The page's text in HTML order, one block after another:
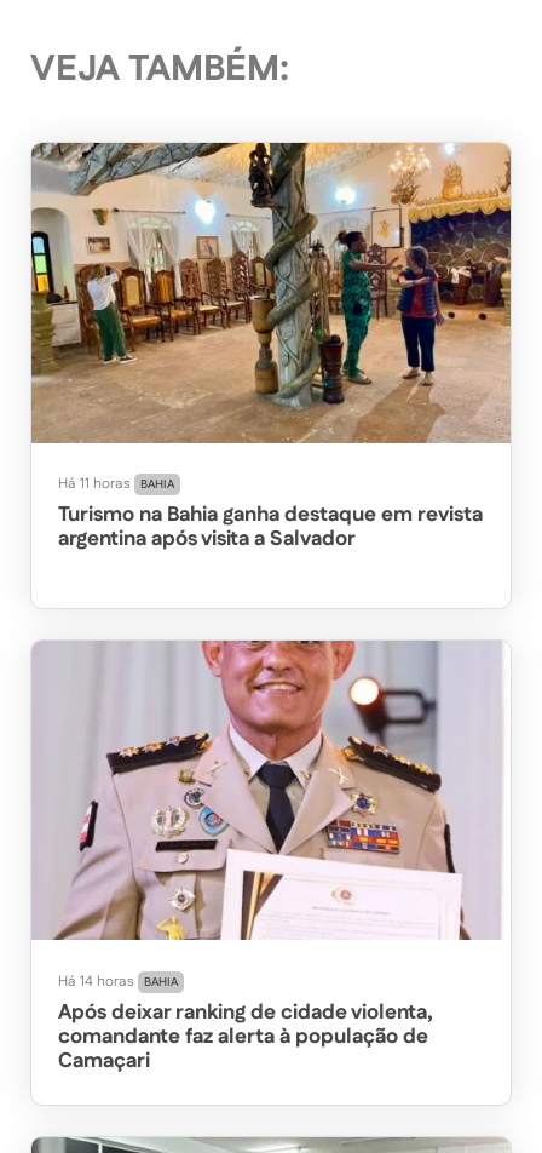
VEJA TAMBÉM:
Há 11 horas BAHIA
Turismo na Bahia ganha destaque em revista
argentina após visita a Salvador
Há 14 horas BAHIA
Após deixar ranking de cidade violenta,
comandante faz alerta à população de
Camaçari